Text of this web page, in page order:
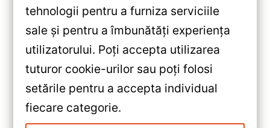
«Navigatie Teyes CC3 2K 9.5″
QLED 6+128GB Nissan Qashqai
— Recenzie Detaliată, Testare &
Recomandări
Navigatie Auto Teyes CC3L
tehnologii pentru a furniza serviciile
sale și pentru a îmbunătăți experiența
utilizatorului. Poți accepta utilizarea
tuturor cookie-urilor sau poți folosi
setările pentru a accepta individual
fiecare categorie.